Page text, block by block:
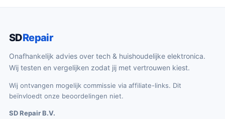
SDRepair
Onafhankelijk advies over tech & huishoudelijke elektronica.
Wij testen en vergelijken zodat jij met vertrouwen kiest.
Wij ontvangen mogelijk commissie via affiliate-links. Dit
beïnvloedt onze beoordelingen niet.
SD Repair B.V.